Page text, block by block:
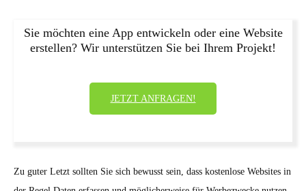
Sie möchten eine App entwickeln oder eine Website
erstellen? Wir unterstützen Sie bei Ihrem Projekt!
JETZT ANFRAGEN!
Zu guter Letzt sollten Sie sich bewusst sein, dass kostenlose Websites in